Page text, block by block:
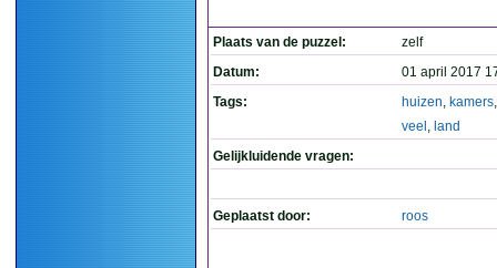
Plaats van de puzzel:
zelf
Datum:
01 april 2017
Tags:
huizen, kamers
veel , land
Gelijkluidende vragen:
Geplaatst door: roos